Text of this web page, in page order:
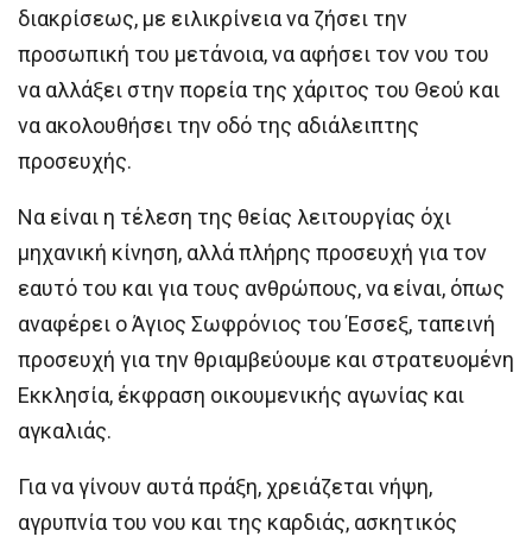
διακρίσεως, με ειλικρίνεια να ζήσει την
προσωπική του μετάνοια, να αφήσει τον νου του
να αλλάξει στην πορεία της χάριτος του Θεού και
να ακολουθήσει την οδό της αδιάλειπτης
προσευχής.
Να είναι η τέλεση της θείας λειτουργίας όχι
μηχανική κίνηση, αλλά πλήρης προσευχή για τον
εαυτό του και για τους ανθρώπους, να είναι, όπως
αναφέρει ο Άγιος Σωφρόνιος του Έσσεξ, ταπεινή
προσευχή για την θριαμβεύουμε και στρατευομένη
Εκκλησία, έκφραση οικουμενικής αγωνίας και
αγκαλιάς.
Για να γίνουν αυτά πράξη, χρειάζεται νήψη,
αγρυπνία του νου και της καρδιάς, ασκητικός